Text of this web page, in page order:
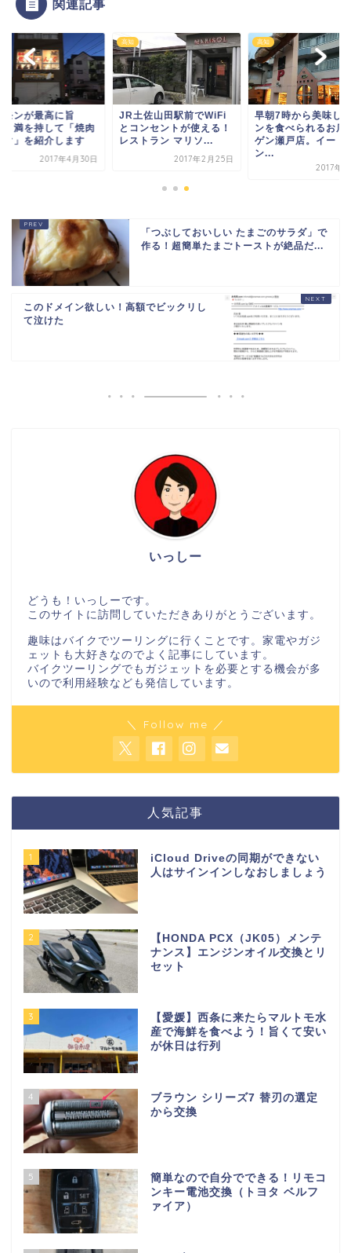
関連記事
モンが最高に旨
！満を持して「焼肉
ぐ」を紹介します
2017年4月30日
高知
JR土佐山田駅前でWiFi
とコンセントが使える！
レストラン マリソ...
2017年2月25日
高知
早朝7時から美味し
ンを食べられるお店
ゲン瀬戸店。イート
ン...
2017年2
「つぶしておいしい たまごのサラダ」で
作る！超簡単たまごトーストが絶品だ...
このドメイン欲しい！高額でビックリし
て泣けた
いっしー
どうも！いっしーです。
このサイトに訪問していただきありがとうございます。
趣味はバイクでツーリングに行くことです。家電やガジ
ェットも大好きなのでよく記事にしています。
バイクツーリングでもガジェットを必要とする機会が多
いので利用経験なども発信しています。
＼ Follow me ／
人気記事
1
iCloud Driveの同期ができない
人はサインインしなおしましょう
2
【HONDA PCX（JK05）メンテ
ナンス】エンジンオイル交換とリ
セット
3
【愛媛】西条に来たらマルトモ水
産で海鮮を食べよう！旨くて安い
が休日は行列
4
ブラウン シリーズ7 替刃の選定
から交換
5
簡単なので自分でできる！リモコ
ンキー電池交換（トヨタ ベルフ
ァイア）